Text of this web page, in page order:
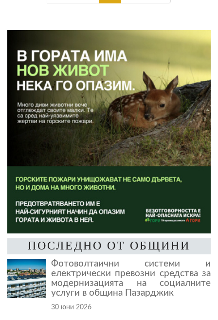
ПОСЛЕДНО ОТ ОБЩИНИ
Фотоволтаични системи и
електрически превозни средства за
модернизацията на социалните
услуги в община Пазарджик
30 юни 2026